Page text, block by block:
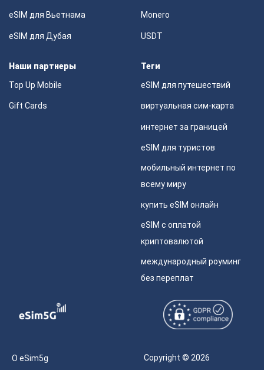
eSIM для Вьетнама
eSIM для Дубая
Monero
USDT
Наши партнеры
Top Up Mobile
Gift Cards
Теги
eSIM для путешествий
виртуальная сим-карта
интернет за границей
eSIM для туристов
мобильный интернет по
всему миру
купить eSIM онлайн
eSIM с оплатой
криптовалютой
международный роуминг
без переплат
О eSim5g
Copyright © 2026